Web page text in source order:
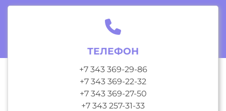
ТЕЛЕФОН
+7 343 369-29-86
+7 343 369-22-32
+7 343 369-27-50
+7 343 257-31-33